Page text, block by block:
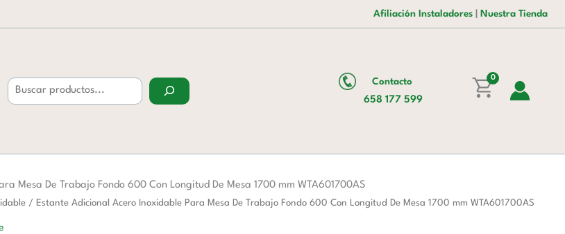
Afiliación Instaladores Nuestra Tienda
Contacto
658 177 599
0
Mesa De Trabajo Fondo 600 Con Longitud De Mesa 1700 mm WTA601700AS
/ Estante Adicional Acero Inoxidable Para Mesa De Trabajo Fondo 600 Con Longitud De Mesa 1700 mm WTA601700AS
El
Trabajo
Fondo
Mesa
1700